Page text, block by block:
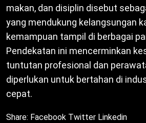
makan, dan disiplin disebut
yang mendukung kelangsungan
kemampuan tampil di berbagai
Pendekatan ini mencerminkan
tuntutan profesional dan
diperlukan untuk bertahan di
cepat.
Share: Facebook Twitter Linkedin